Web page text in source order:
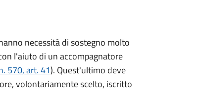
necessità di sostegno molto
l'aiuto di un accompagnatore
570, art. 41). Quest'ultimo deve
volontariamente scelto, iscritto